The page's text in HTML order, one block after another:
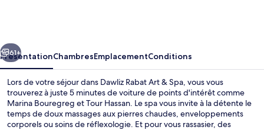
Spa
Suivant
61+
PrésentationChambresEmplacementConditions
Lors de votre séjour dans Dawliz Rabat Art & Spa, vous vous
trouverez à juste 5 minutes de voiture de points d'intérêt comme
Marina Bouregreg et Tour Hassan. Le spa vous invite à la détente le
temps de doux massages aux pierres chaudes, enveloppements
corporels ou soins de réflexologie. Et pour vous rassasier, des